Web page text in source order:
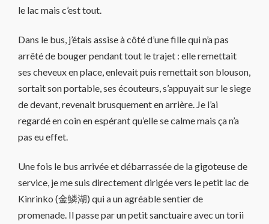
le lac mais c’est tout.
Dans le bus, j’étais assise à côté d’une fille qui n’a pas
arrêté de bouger pendant tout le trajet : elle remettait
ses cheveux en place, enlevait puis remettait son blouson,
sortait son portable, ses écouteurs, s’appuyait sur le siege
de devant, revenait brusquement en arrière. Je l’ai
regardé en coin en espérant qu’elle se calme mais ça n’a
pas eu effet.
Une fois le bus arrivée et débarrassée de la gigoteuse de
service, je me suis directement dirigée vers le petit lac de
Kinrinko (金鱗湖) qui a un agréable sentier de
promenade. Il passe par un petit sanctuaire avec un torii